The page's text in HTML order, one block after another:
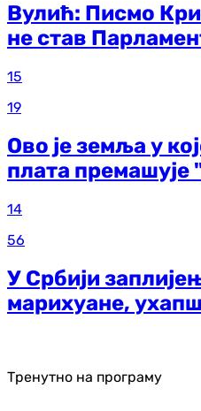
Вулић: Писмо
не став
15
19
Ово је земља у
плата премашује
14
56
У Србији
марихуане,
Тренутно на програму